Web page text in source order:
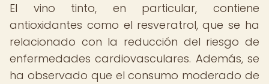
El vino tinto, en particular, contiene
antioxidantes como el resveratrol, que se ha
relacionado con la reducción del riesgo de
enfermedades cardiovasculares. Además, se
ha observado que el consumo moderado de